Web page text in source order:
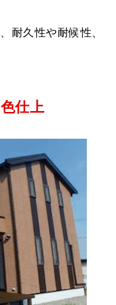
耐久性や耐候性、
仕上